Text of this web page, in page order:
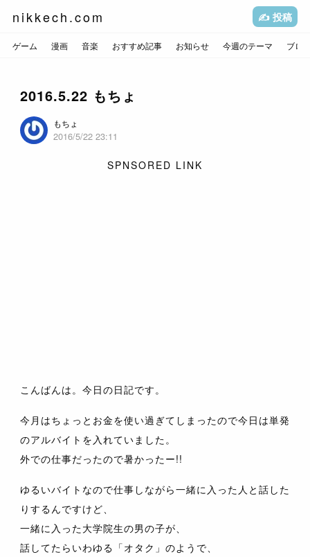
nikkech.com ✍️ 投稿
ゲーム 漫画 音楽 おすすめ記事 お知らせ 今週のテーマ ブロ
2016.5.22 もちょ
もちょ
2016/5/22 23:11
SPNSORED LINK
こんばんは。今日の日記です。
今月はちょっとお金を使い過ぎてしまったので今日は単発
のアルバイトを入れていました。
外での仕事だったので暑かったー!!
ゆるいバイトなので仕事しながら一緒に入った人と話した
りするんですけど、
一緒に入った大学院生の男の子が、
話してたらいわゆる「オタク」のようで、